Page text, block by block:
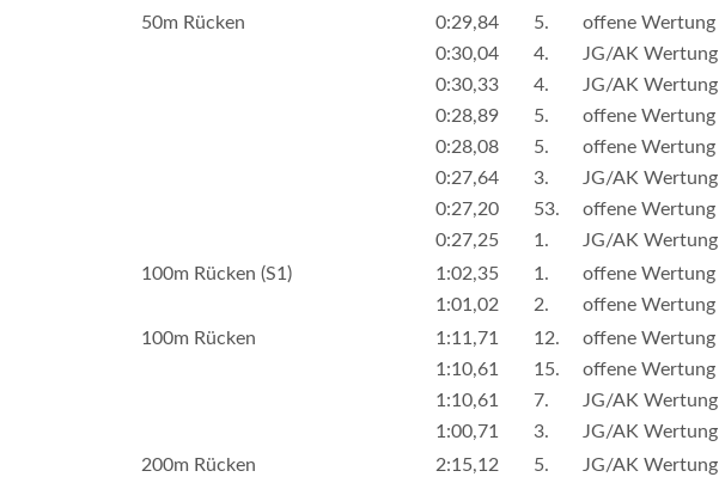
50m Rücken
0:29,84 5. offene Wertung
0:30,04
4. JG/AK Wertung
0:30,33
4. JG/AK Wertung
0:28,89
5. offene Wertung
0:28,08
5. offene Wertung
0:27,64
3. JG/AK Wertung
0:27,20
53. offene Wertung
0:27,25
1. JG/AK Wertung
100m Rücken (S1)
1:02,35 1. offene Wertung
1:01,02
2. offene Wertung
100m Rücken
1:11,71 12. offene Wertung
1:10,61
15. offene Wertung
1:10,61
7. JG/AK Wertung
1:00,71
3. JG/AK Wertung
200m Rücken
2:15,12 5. JG/AK Wertung